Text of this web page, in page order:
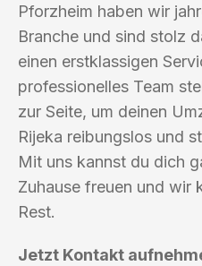
Pforzheim haben wir
Branche und sind stolz
einen erstklassigen
professionelles Team
zur Seite, um deinen
Rijeka reibungslos und
Mit uns kannst du dich
Zuhause freuen und wir
Rest.
Jetzt Kontakt